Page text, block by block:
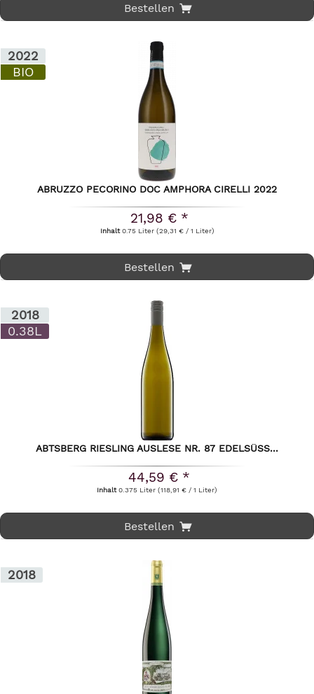
Bestellen
2022
BIO
ABRUZZO PECORINO DOC AMPHORA CIRELLI 2022
21,98 € *
Inhalt0.75 Liter (29,31 € / 1 Liter)
Bestellen
2018
0.38L
ABTSBERG RIESLING AUSLESE NR. 87 EDELSÜSS...
44,59 € *
Inhalt0.375 Liter(118,91 € / 1 Liter)
Bestellen
2018